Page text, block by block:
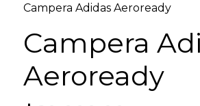
Campera Adidas Aeroready
Campera
Aeroready